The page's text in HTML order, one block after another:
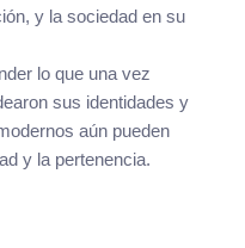
y la sociedad en su
lo que una vez
sus identidades y
aún pueden
y la pertenencia.